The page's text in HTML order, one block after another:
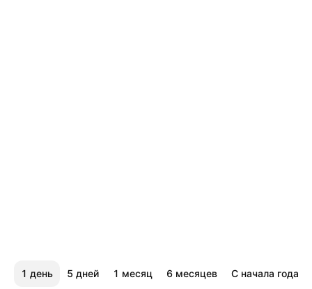
1 день 5 дней 1 месяц 6 месяцев С начала года